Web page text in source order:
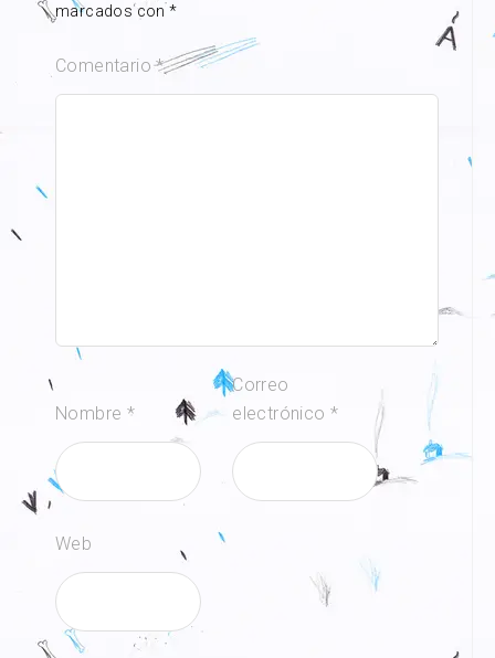
marcados con*
Comentario*
Nombre *
Correo
electrónico *
Web